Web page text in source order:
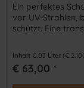
Ein perfektes
vor UV-Strahlen,
schützt. Eine
Inhalt 0.03 Liter (€
€ 63,00 *